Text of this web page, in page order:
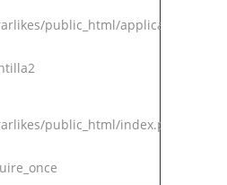
public_html/application/
public_html/index.php